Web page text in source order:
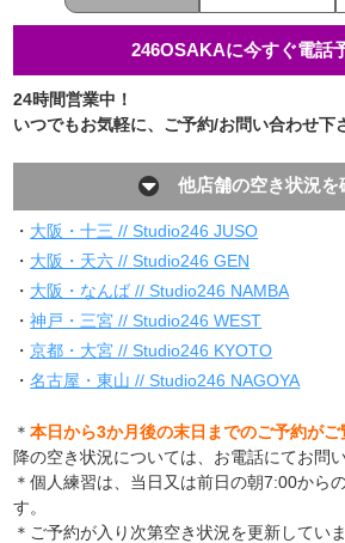
246OSAKAに今すぐ電話
24時間営業中！
いつでもお気軽に、ご予約/お問い合わせ下
他店舗の空き状況を
・ 大阪・十三 // Studio246 JUSO
・ 大阪・天六 // Studio246 GEN
・ 大阪・なんば // Studio246 NAMBA
・神戸・三宮 // Studio246 WEST
・京都・大宮 // Studio246 KYOTO
・名古屋・東山 // Studio246 NAGOYA
＊本日から3か月後の末日までのご予約がご
降の空き状況については、お電話にてお問
＊個人練習は、当日又は前日の朝7:00から
す。
＊ご予約が入り次第空き状況を更新してい